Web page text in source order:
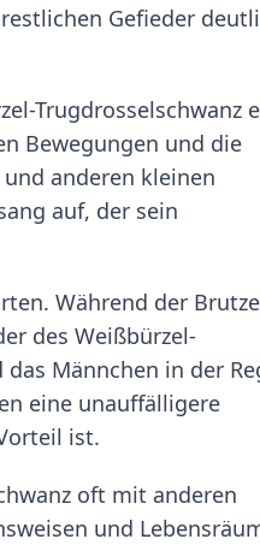
Gefieder
Trugdrosselschwanz
Bewegungen und die
anderen kleinen
auf, der sein
Während der
des Weißbürzel-
Männchen in der
eine unauffälligere
ist.
oft mit anderen
und